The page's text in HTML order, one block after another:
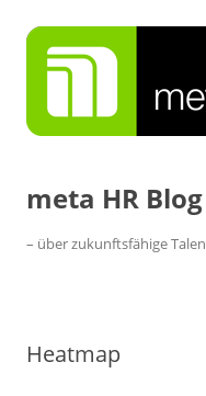
Inhalt
springen
meta HR Blog
– über zukunftsfähige
Heatmap